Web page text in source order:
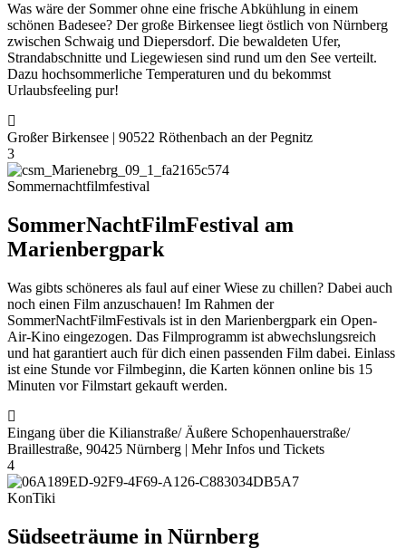
Was wäre der Sommer ohne eine frische Abkühlung in einem
schönen Badesee? Der große Birkensee liegt östlich von Nürnberg
zwischen Schwaig und Diepersdorf. Die bewaldeten Ufer,
Strandabschnitte und Liegewiesen sind rund um den See verteilt.
Dazu hochsommerliche Temperaturen und du bekommst
Urlaubsfeeling pur!
Großer Birkensee | 90522 Röthenbach an der Pegnitz
3
Sommernachtfilmfestival
SommerNachtFilmFestival am
Marienbergpark
Was gibts schöneres als faul auf einer Wiese zu chillen? Dabei auch
noch einen Film anzuschauen! Im Rahmen der
SommerNachtFilmFestivals ist in den Marienbergpark ein Open-
Air-Kino eingezogen. Das Filmprogramm ist abwechslungsreich
und hat garantiert auch für dich einen passenden Film dabei. Einlass
ist eine Stunde vor Filmbeginn, die Karten können online bis 15
Minuten vor Filmstart gekauft werden.
Eingang über die Kilianstraße/ Äußere Schopenhauerstraße/
Braillestraße, 90425 Nürnberg | Mehr Infos und Tickets
4
KonTiki
Südseeträume in Nürnberg